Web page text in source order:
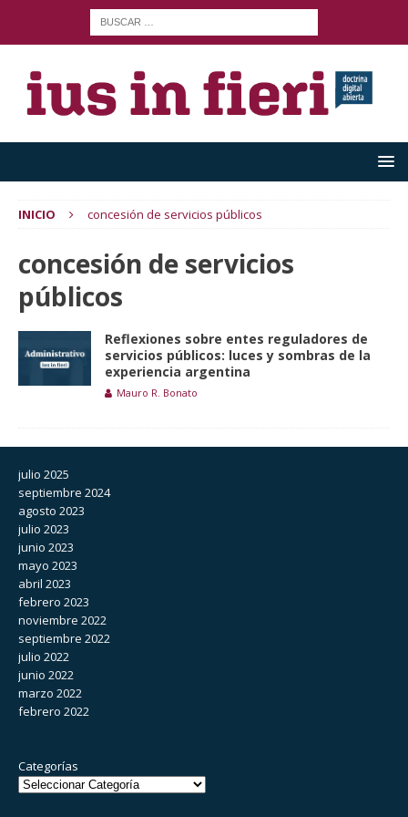
INICIO concesión de servicios públicos
concesión de servicios
públicos
Reflexiones sobre entes reguladores de
servicios públicos: luces y sombras de la
experiencia argentina
Mauro R. Bonato
julio 2025
septiembre 2024
agosto 2023
julio 2023
junio 2023
mayo 2023
abril 2023
febrero 2023
noviembre 2022
septiembre 2022
julio 2022
junio 2022
marzo 2022
febrero 2022
Categorías